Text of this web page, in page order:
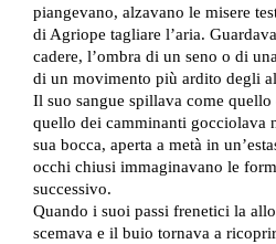
piangevano, alzavano le misere
di Agriope tagliare l’aria.
cadere, l’ombra di un seno o di
di un movimento più ardito degli
Il suo sangue spillava come
quello dei camminanti gocciolava
sua bocca, aperta a metà in
occhi chiusi immaginavano le
successivo.
Quando i suoi passi frenetici la
scemava e il buio tornava a